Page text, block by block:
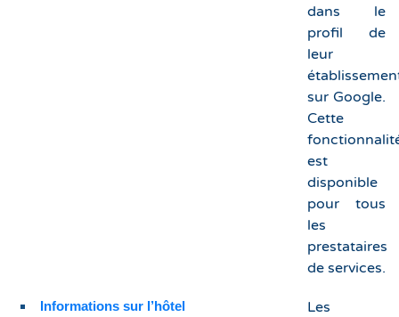
dans le
profil de
leur
sur Google.
Cette
est
disponible
pour tous
les
prestataires
de services.
Informations sur l’hôtel
Les